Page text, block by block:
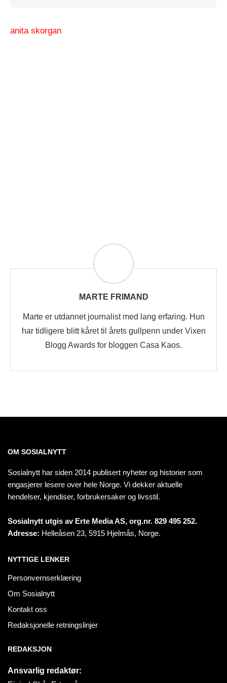
anita skorgan
MARTE FRIMAND
Marte er utdannet journalist med lang erfaring. Hun
har tidligere blitt kåret til årets gullpenn under Vixen
Blogg Awards for bloggen Casa Kaos.
OM SOSIALNYTT
Sosialnytt har siden 2014 publisert nyheter og historier som
engasjerer lesere over hele Norge. Vi dekker aktuelle
hendelser, kjendiser, forbrukersaker og livsstil.
Sosialnytt utgis av Erte Media AS, org.nr. 829 495 252.
Adresse: Helleåsen 23, 5915 Hjelmås, Norge.
NYTTIGE LENKER
Personvernserklæring
Om Sosialnytt
Kontakt oss
Redaksjonelle retningslinjer
REDAKSJON
Ansvarlig redaktør: